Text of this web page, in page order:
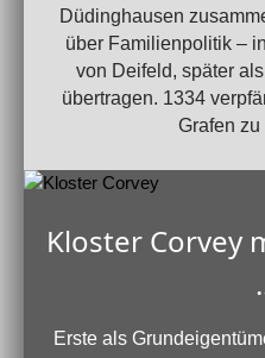
Düdinghausen
über Familienpolitik –
von Deifeld, später
übertragen. 1334
Grafen zu
Kloster Corvey
Erste als